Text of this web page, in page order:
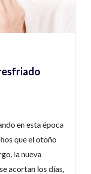
en esta época
que el otoño
la nueva
acortan los días,